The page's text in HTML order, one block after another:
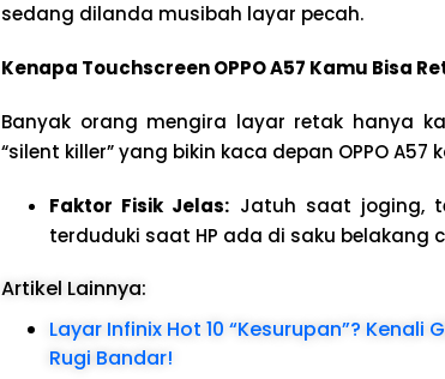
sedang dilanda musibah layar pecah.
Kenapa Touchscreen OPPO A57 Kamu Bisa
Banyak orang mengira layar retak hanya
“silent killer” yang bikin kaca depan OPPO A57
Faktor Fisik Jelas: Jatuh saat joging,
terduduki saat HP ada di saku belakang
Artikel Lainnya:
Layar Infinix Hot 10 “Kesurupan”?
Rugi Bandar!